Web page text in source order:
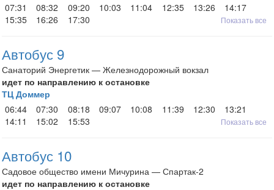
07:31
08:32 09:20 10:03 11:04 12:35 13:26
14:17
15:35
16:26 17:30 Показать все
Автобус 9
Санаторий Энергетик — Железнодорожный вокзал
идет по направлению к остановке
ТЦ Доммер
06:44
07:30 08:18 09:07 10:08 11:39 12:30
13:21
14:11
15:02 15:53 Показать все
Автобус 10
Садовое общество имени Мичурина — Спартак-2
идет по направлению к остановке